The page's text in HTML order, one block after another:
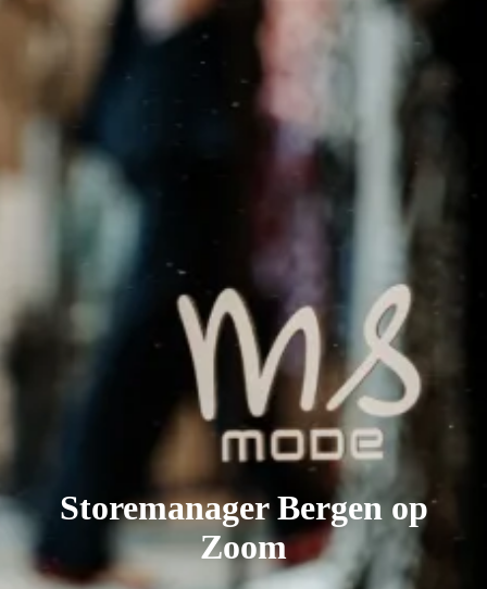
Storemanager Bergen op
Zoom